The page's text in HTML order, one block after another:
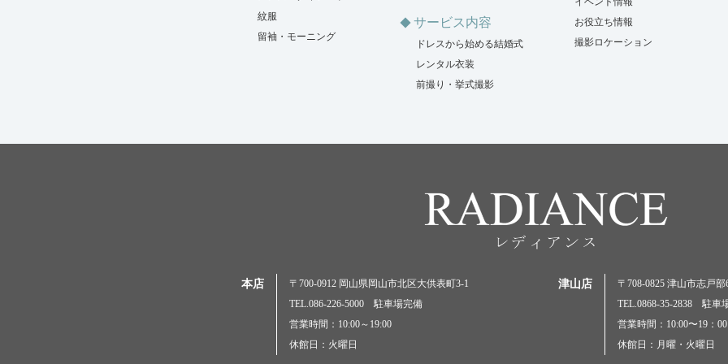
紋服
留袖・モーニング
サービス内容
ドレスから始める結婚式
レンタル衣装
前撮り・挙式撮影
お役立ち情報
撮影ロケーション
本店
〒700-0912 岡山県岡山市北区大供表町3-1
TEL.086-226-5000 駐車場完備
営業時間：10:00～19:00
休館日：火曜日
津山店
〒708-0825 津山市志戸部
TEL.0868-35-2838 駐車
営業時間：10:00〜19：00
休館日：月曜・火曜日